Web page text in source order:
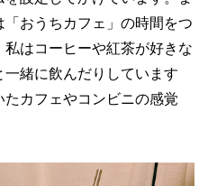
おうちカフェ」の時間をつ
はコーヒーや紅茶が好きな
緒に飲んだりしています
カフェやコンビニの感覚